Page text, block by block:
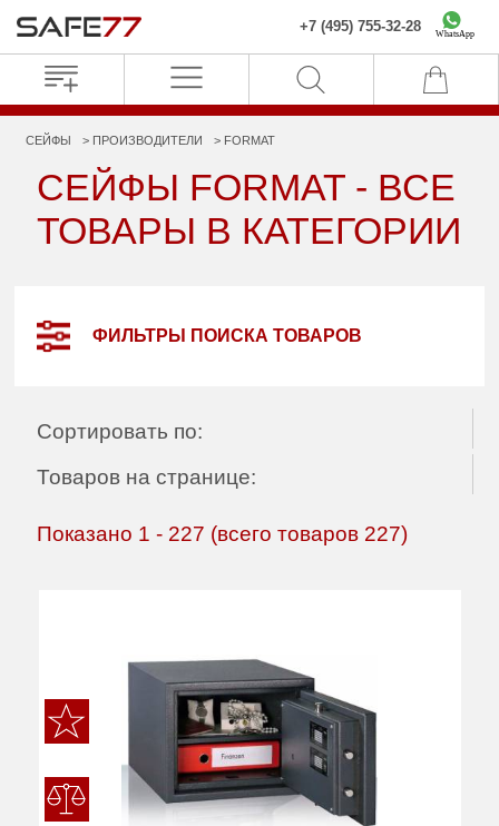
+7 (495) 755-32-28 WhatsApp
СЕЙФЫ ПРОИЗВОДИТЕЛИ FORMAT
СЕЙФЫ FORMAT - ВСЕ
ТОВАРЫ В КАТЕГОРИИ
ФИЛЬТРЫ ПОИСКА ТОВАРОВ
Сортировать по:
Товаров на странице:
Показано 1 - 227 (всего товаров 227)